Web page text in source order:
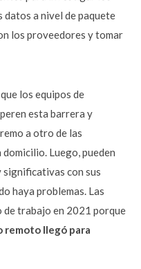
datos a nivel de paquete
los proveedores y tomar
los equipos de
esta barrera y
a otro de las
Luego, pueden
con sus
haya problemas. Las
de trabajo en 2021 porque
remoto llegó para